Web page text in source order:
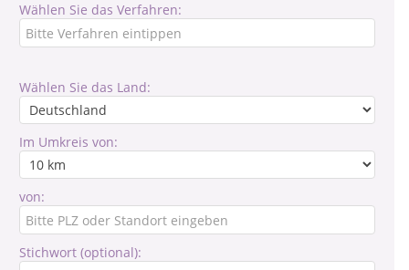
Wählen Sie das Verfahren:
Wählen Sie das Land:
Im Umkreis von:
von:
Stichwort (optional):